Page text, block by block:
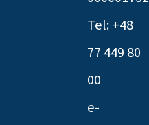
Tel: +48
77 449 80
00
e-